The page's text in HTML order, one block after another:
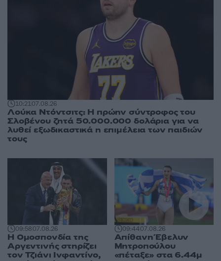
10:2107.08.26
Λούκα Ντόντσιτς: Η πρώην σύντροφος του
Σλοβένου ζητά 50.000.000 δολάρια για να
λυθεί εξωδικαστικά η επιμέλεια των παιδιών
τους
09:5807.08.26
Η Ομοσπονδία της
Αργεντινής στηρίζει
τον Τζιάνι Ινφαντίνο,
09:4407.08.26
Απίθανη Έβελυν
Μητροπούλου
«πέταξε» στα 6.44μ